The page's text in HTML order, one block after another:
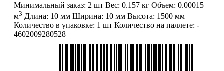
Минимальный заказ: 2 шт Вес: 0.157 кг Объем: 0.00015
м3 Длина: 10 мм Ширина: 10 мм Высота: 1500 мм
Количество в упаковке: 1 шт Количество на паллете: -
4602009280528